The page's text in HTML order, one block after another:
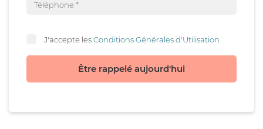
J'accepte lesConditions Générales d'Utilisation
Être rappelé aujourd'hui